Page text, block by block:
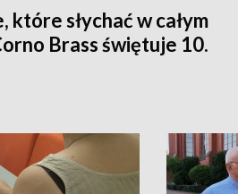
które słychać w całym
Brass świętuje 10.